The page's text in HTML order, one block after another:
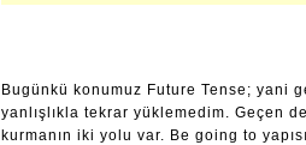
Bugünkü konumuz Future Tense; yani
yanlışlıkla tekrar yüklemedim. Geçen
kurmanın iki yolu var. Be going to